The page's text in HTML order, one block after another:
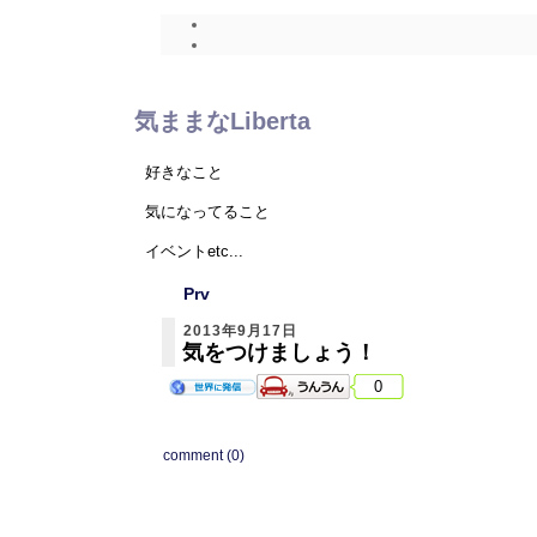
気ままなLiberta
好きなこと
気になってること
イベントetc...
何かしらUP！しますので
Prv
2013年9月17日
気をつけましょう！
0
comment (0)